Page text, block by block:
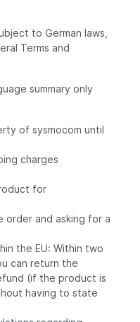
to German laws,
Terms and
summary only
of sysmocom until
charges
for
order and asking for a
the EU: Within two
can return the
(if the product is
having to state